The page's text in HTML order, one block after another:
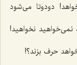
دودوتا می‌شود
نخواهید!
حرف بزند؟!